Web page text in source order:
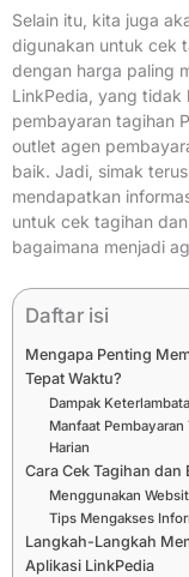
Selain itu, kita juga
digunakan untuk cek
dengan harga paling
LinkPedia, yang tidak
pembayaran tagihan
outlet agen
baik. Jadi, simak
mendapatkan
untuk cek tagihan
bagaimana menjadi
Daftar isi
Mengapa Penting
Tepat Waktu?
Dampak
Manfaat
Harian
Cara Cek Tagihan dan
Menggunakan
Tips Mengakses
Langkah-Langkah
Aplikasi LinkPedia